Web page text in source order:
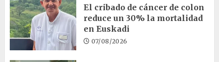
El cribado de cáncer de colon
reduce un 30% la mortalidad
en Euskadi
07/08/2026